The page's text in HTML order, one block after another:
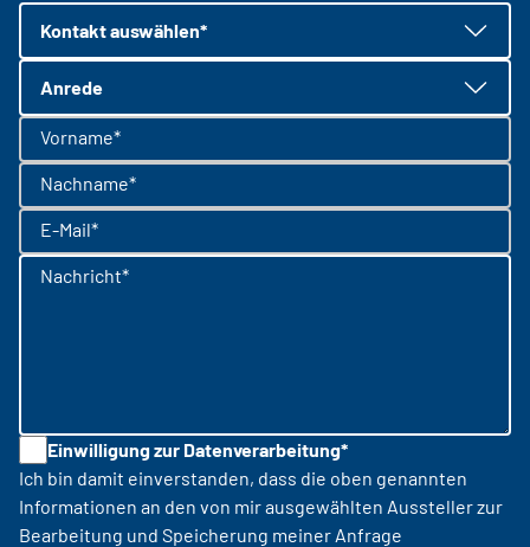
Kontakt auswählen*
Anrede
Vorname*
Nachname*
E-Mail*
Nachricht*
Einwilligung zur Datenverarbeitung*
Ich bin damit einverstanden, dass die oben genannten
Informationen an den von mir ausgewählten Aussteller zur
Bearbeitung und Speicherung meiner Anfrage